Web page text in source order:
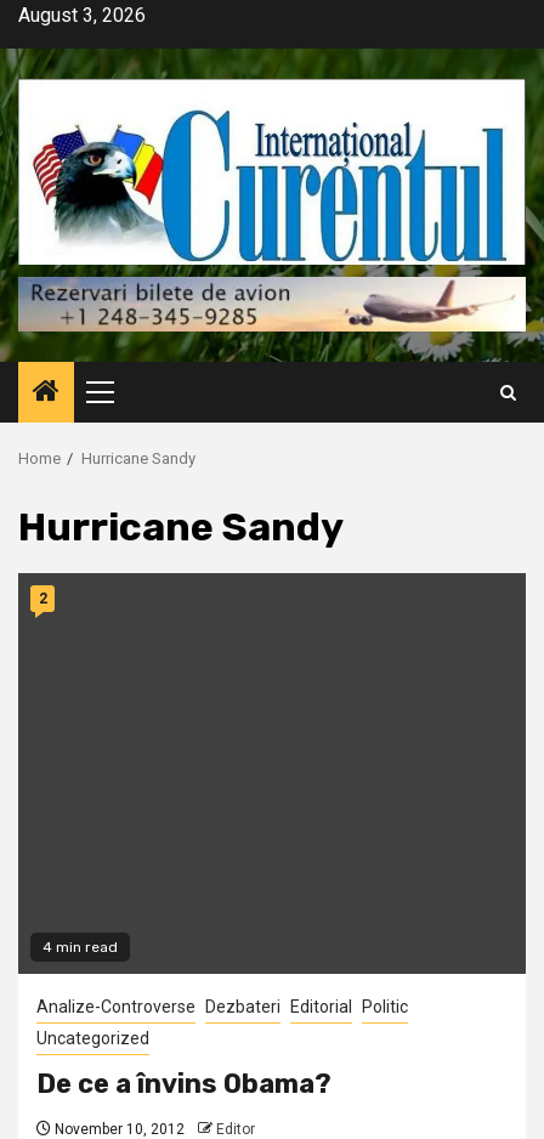
Skip
content
August 3, 2026
Primary
Menu
Home Hurricane Sandy
Hurricane Sandy
4 min read
2
Analize-Controverse Dezbateri Editorial
Politic
Uncategorized
De ce a învins Obama?
November 10, 2012 Editor